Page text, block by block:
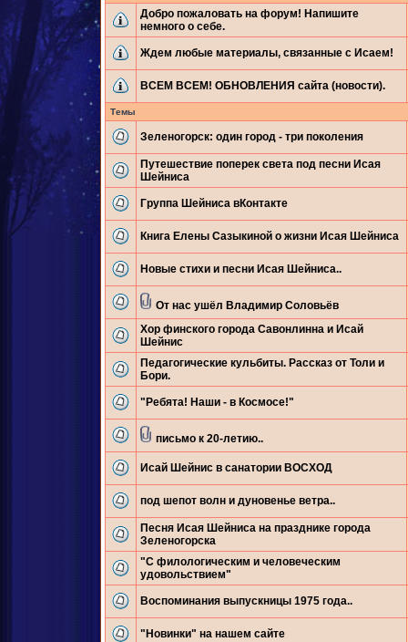
Добро пожаловать на форум! Напишите
немного о себе.
Ждем любые материалы, связанные с Исаем!
ВСЕМ ВСЕМ! ОБНОВЛЕНИЯ сайта (новости).
Темы
Зеленогорск: один город - три поколения
Путешествие поперек света под песни Исая
Шейниса
Группа Шейниса вКонтакте
Книга Елены Сазыкиной о жизни Исая Шейниса
Новые стихи и песни Исая Шейниса..
От нас ушёл Владимир Соловьёв
Хор финского города Савонлинна и Исай
Шейнис
Педагогические кульбиты. Рассказ от Толи и
Бори.
"Ребята! Наши - в Космосе!"
письмо к 20-летию..
Исай Шейнис в санатории ВОСХОД
под шепот волн и дуновенье ветра..
Песня Исая Шейниса на празднике города
Зеленогорска
"С филологическим и человеческим
удовольствием"
Воспоминания выпускницы 1975 года..
"Новинки" на нашем сайте